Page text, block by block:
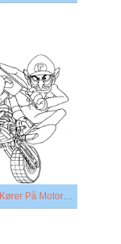
Mario Kart Kører På Motorcykel